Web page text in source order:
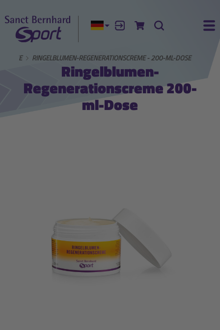
Aktuelle Sprache:
AnmeldenZum Warenkorb
Suche
RINGELBLUMEN-REGENERATIONSCREME - 200-ML-DOSE
Ringelblumen-
Regenerationscreme 200-
ml-Dose